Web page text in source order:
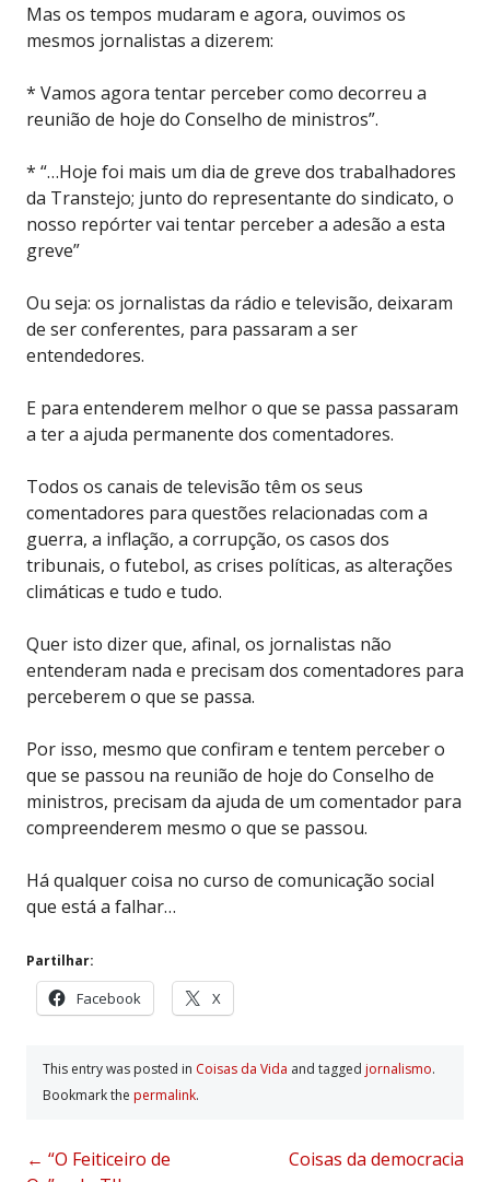
Mas os tempos mudaram e agora, ouvimos os
mesmos jornalistas a dizerem:
* Vamos agora tentar perceber como decorreu a
reunião de hoje do Conselho de ministros”.
* “…Hoje foi mais um dia de greve dos trabalhadores
da Transtejo; junto do representante do sindicato, o
nosso repórter vai tentar perceber a adesão a esta
greve”
Ou seja: os jornalistas da rádio e televisão, deixaram
de ser conferentes, para passaram a ser
entendedores.
E para entenderem melhor o que se passa passaram
a ter a ajuda permanente dos comentadores.
Todos os canais de televisão têm os seus
comentadores para questões relacionadas com a
guerra, a inflação, a corrupção, os casos dos
tribunais, o futebol, as crises políticas, as alterações
climáticas e tudo e tudo.
Quer isto dizer que, afinal, os jornalistas não
entenderam nada e precisam dos comentadores para
perceberem o que se passa.
Por isso, mesmo que confiram e tentem perceber o
que se passou na reunião de hoje do Conselho de
ministros, precisam da ajuda de um comentador para
compreenderem mesmo o que se passou.
Há qualquer coisa no curso de comunicação social
que está a falhar…
Partilhar:
Facebook X
This entry was posted in Coisas da Vida and tagged jornalismo.
Bookmark the permalink.
Post
← “O Feiticeiro de
Coisas da democracia